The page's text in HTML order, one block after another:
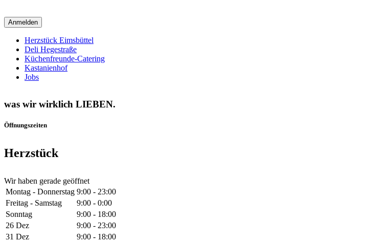
Close
Menu
Herzstück Eimsbüttel
Deli Hegestraße
Küchenfreunde-Catering
Kastanienhof
Jobs
was wir wirklich LIEBEN.
Öffnungszeiten
Herzstück
Wir haben gerade geöffnet
Montag - Donnerstag 9:00 - 23:00
Freitag - Samstag
9:00 - 0:00
Sonntag
9:00 - 18:00
26 Dez
9:00 - 23:00
31 Dez
9:00 - 18:00